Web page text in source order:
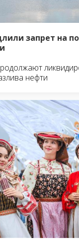
запрет на
нефти